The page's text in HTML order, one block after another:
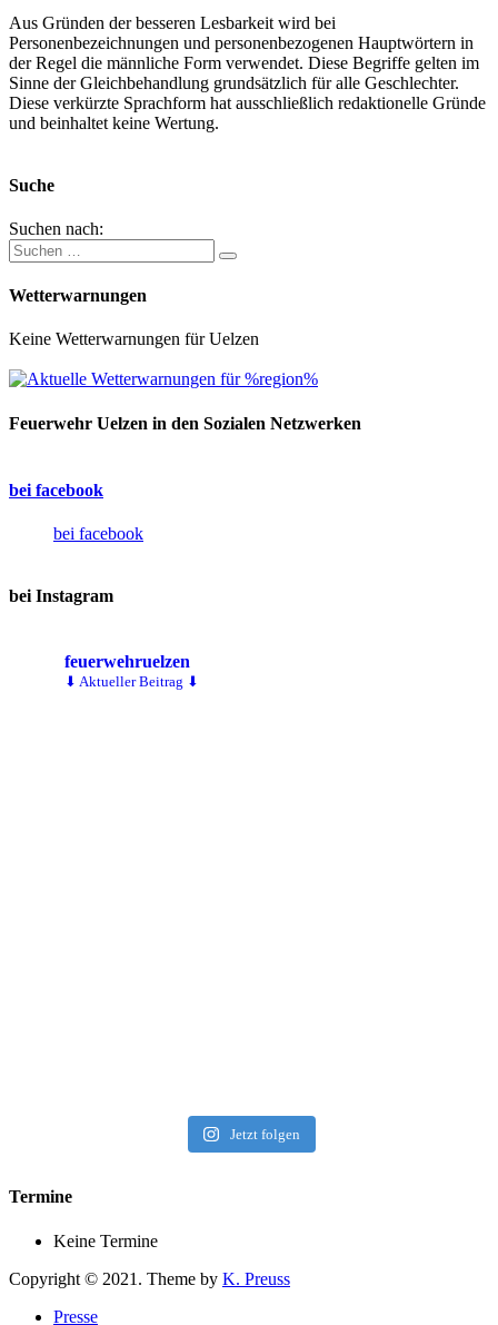
Aus Gründen der besseren Lesbarkeit wird bei
Personenbezeichnungen und personenbezogenen Hauptwörtern in
der Regel die männliche Form verwendet. Diese Begriffe gelten im
Sinne der Gleichbehandlung grundsätzlich für alle Geschlechter.
Diese verkürzte Sprachform hat ausschließlich redaktionelle Gründe
und beinhaltet keine Wertung.
Suche
Suchen nach:
Wetterwarnungen
Keine Wetterwarnungen für Uelzen
Feuerwehr Uelzen in den Sozialen Netzwerken
bei facebook
bei facebook
bei Instagram
feuerwehruelzen
⬇ Aktueller Beitrag ⬇
Jetzt folgen
Termine
Keine Termine
Copyright © 2021. Theme by K. Preuss
Presse